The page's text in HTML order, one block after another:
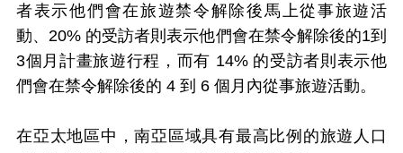
者表示他們會在旅遊禁令解除後馬上從事旅遊活
動、20% 的受訪者則表示他們會在禁令解除後的1到
3個月計畫旅遊行程，而有 14% 的受訪者則表示他
們會在禁令解除後的 4 到 6 個月內從事旅遊活動。
在亞太地區中，南亞區域具有最高比例的旅遊人口